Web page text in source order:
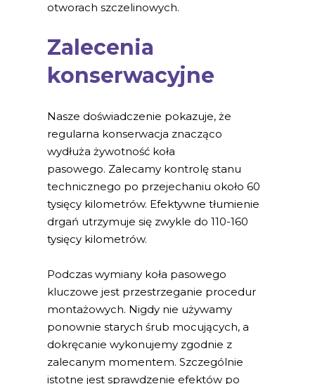
otworach szczelinowych.
Zalecenia
konserwacyjne
Nasze doświadczenie pokazuje, że
regularna konserwacja znacząco
wydłuża żywotność koła
pasowego. Zalecamy kontrolę stanu
technicznego po przejechaniu około 60
tysięcy kilometrów. Efektywne tłumienie
drgań utrzymuje się zwykle do 110-160
tysięcy kilometrów.
Podczas wymiany koła pasowego
kluczowe jest przestrzeganie procedur
montażowych. Nigdy nie używamy
ponownie starych śrub mocujących, a
dokręcanie wykonujemy zgodnie z
zalecanym momentem. Szczególnie
istotne jest sprawdzenie efektów po